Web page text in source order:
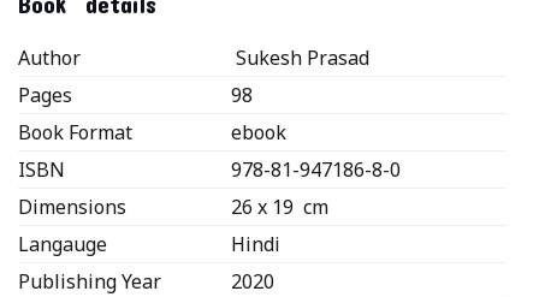
Author
Sukesh Prasad
Pages
98
Book Format
ebook
ISBN
978-81-947186-8-0
Dimensions
26 x 19 cm
Langauge
Hindi
Publishing Year
2020